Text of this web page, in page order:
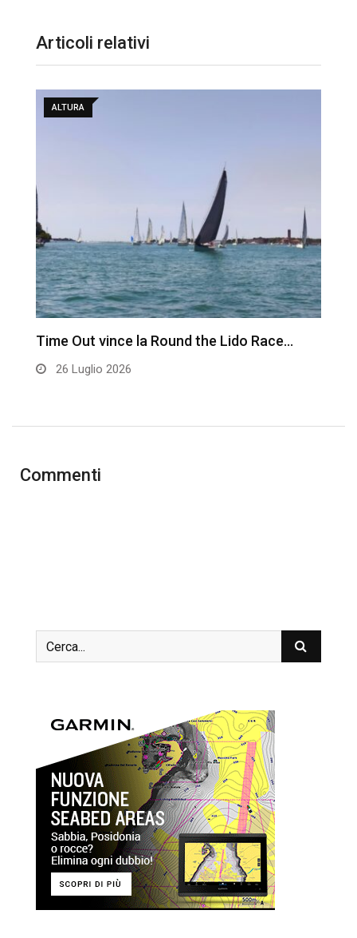
Articoli relativi
ALTURA
Time Out vince la Round the Lido Race…
26 Luglio 2026
Commenti